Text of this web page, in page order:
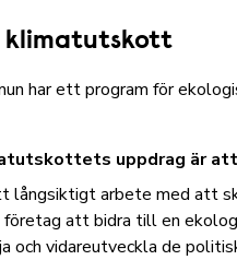
klimatutskott
har ettprogram för
uppdrag är
långsiktigt arbete med att
att bidra till en
och vidareutveckla de